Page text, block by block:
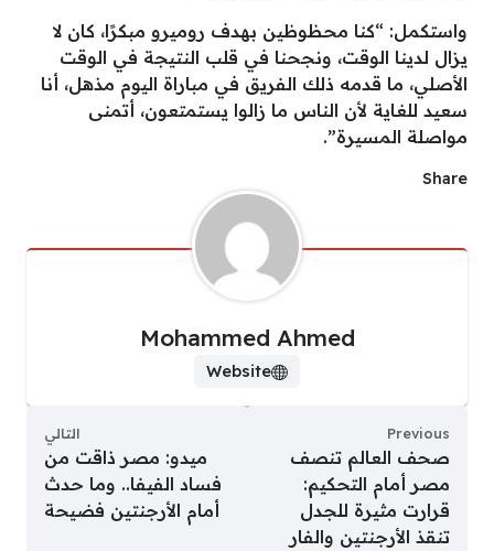
واستكمل: “كنا محظوظين بهدف روميرو مبكرًا، كان لا
يزال لدينا الوقت، ونجحنا في قلب النتيجة في الوقت
الأصلي، ما قدمه ذلك الفريق في مباراة اليوم مذهل، أنا
سعيد للغاية لأن الناس ما زالوا يستمتعون، أتمنى
مواصلة المسيرة”.
Share
Mohammed Ahmed
Website
Previous
صحف العالم تنصف
مصر أمام التحكيم:
قرارت مثيرة للجدل
تنقذ الأرجنتين والفار
التالي
ميدو: مصر ذاقت من
فساد الفيفا.. وما حدث
أمام الأرجنتين فضيحة